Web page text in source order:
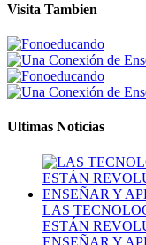
Visita Tambien
Ultimas Noticias
LAS
ESTÁN
ENSEÑAR Y